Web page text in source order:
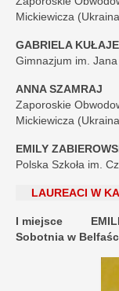
Mickiewicza
GABRIELA
Gimnazjum im.
ANNA SZAMRAJ
Zaporoskie
Mickiewicza
EMILY
Polska Szkoła im.
LAUREACI W
I miejsce
Sobotnia w